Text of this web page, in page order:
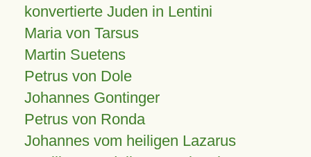
konvertierte Juden in Lentini
Maria von Tarsus
Martin Suetens
Petrus von Dole
Johannes Gontinger
Petrus von Ronda
Johannes vom heiligen Lazarus